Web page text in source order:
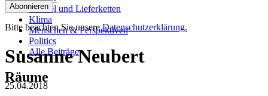
Handel und Lieferketten
Klima
Menschen & Perspektiven
Politics
Alle Beiträge
Räume
Abonnieren
Bitte beachten Sie unsereDatenschutzerklärung.
Susanne Neubert
25.04.2018